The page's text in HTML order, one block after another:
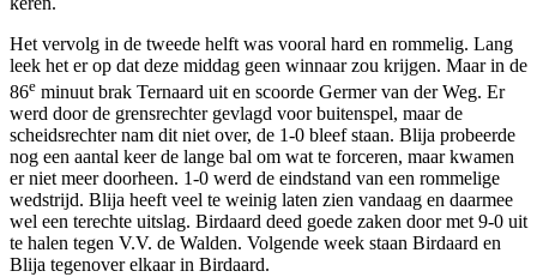
Het vervolg in de tweede helft was vooral hard en rommelig. Lang
leek het er op dat deze middag geen winnaar zou krijgen. Maar in de
86e minuut brak Ternaard uit en scoorde Germer van der Weg. Er
werd door de grensrechter gevlagd voor buitenspel, maar de
scheidsrechter nam dit niet over, de 1-0 bleef staan. Blija probeerde
nog een aantal keer de lange bal om wat te forceren, maar kwamen
er niet meer doorheen. 1-0 werd de eindstand van een rommelige
wedstrijd. Blija heeft veel te weinig laten zien vandaag en daarmee
wel een terechte uitslag. Birdaard deed goede zaken door met 9-0 uit
te halen tegen V.V. de Walden. Volgende week staan Birdaard en
Blija tegenover elkaar in Birdaard.